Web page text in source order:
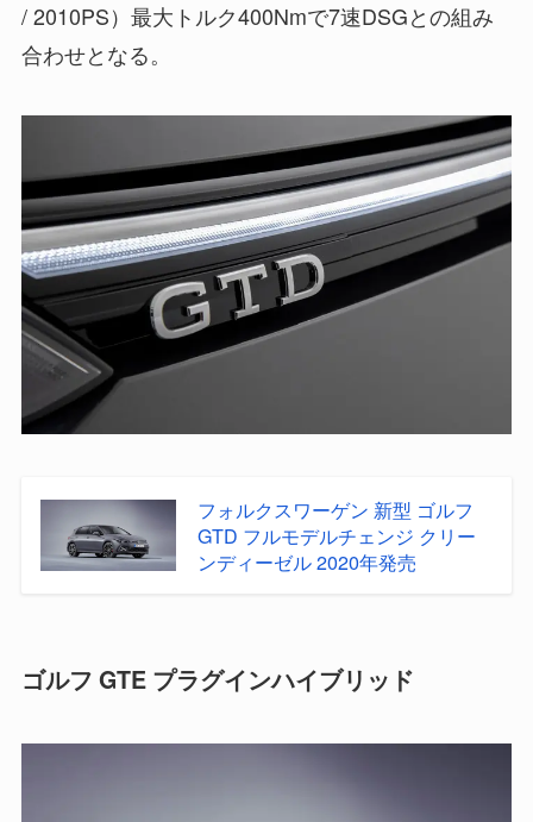
/ 2010PS）最大トルク400Nmで7速DSGとの組み
合わせとなる。
フォルクスワーゲン 新型 ゴルフ
GTD フルモデルチェンジ クリー
ンディーゼル 2020年発売
ゴルフ GTE プラグインハイブリッド